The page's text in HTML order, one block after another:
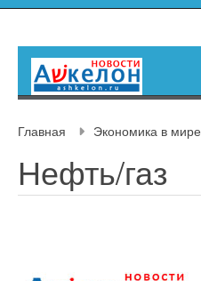
Главная Экономика в мире
Нефть/газ